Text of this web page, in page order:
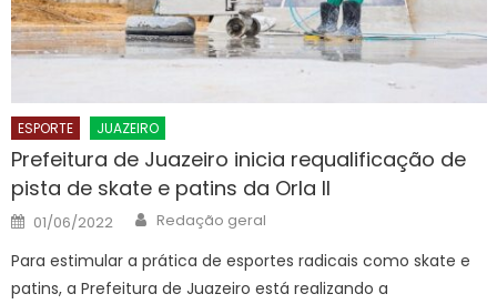
ESPORTE JUAZEIRO
Prefeitura de Juazeiro inicia requalificação de
pista de skate e patins da Orla II
Posted
on
01/06/2022 Author
Redação geral
Para estimular a prática de esportes radicais como skate e
patins, a Prefeitura de Juazeiro está realizando a